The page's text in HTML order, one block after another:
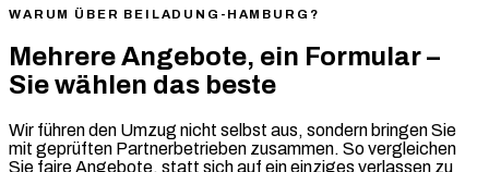
WARUM ÜBER BEILADUNG-HAMBURG?
Mehrere Angebote, ein Formular –
Sie wählen das beste
Wir führen den Umzug nicht selbst aus, sondern bringen Sie
mit geprüften Partnerbetrieben zusammen. So vergleichen
Sie faire Angebote, statt sich auf ein einziges verlassen zu